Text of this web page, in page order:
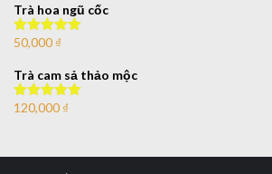
sao
Trà hoa ngũ cốc
Được xếp
50,000 ₫
Trà cam sả thảo mộc
Được xếp
120,000 ₫